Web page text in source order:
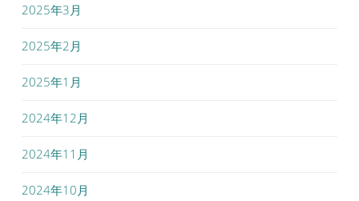
2025年3月
2025年2月
2025年1月
2024年12月
2024年11月
2024年10月